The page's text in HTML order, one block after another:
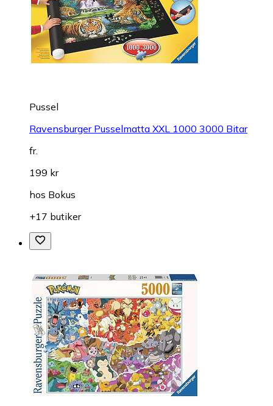
Pussel
Ravensburger Pusselmatta XXL 1000 3000 Bitar
fr.
199 kr
hos Bokus
+17 butiker